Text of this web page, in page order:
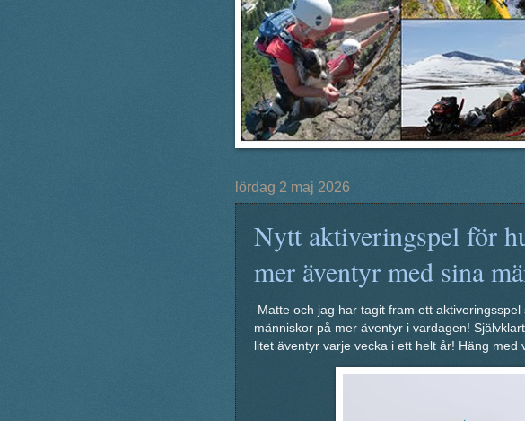
lördag 2 maj 2026
Nytt aktiveringspel för
mer äventyr med sina
Matte och jag har tagit fram ett
människor på mer äventyr i vardagen!
litet äventyr varje vecka i ett helt år! Häng med